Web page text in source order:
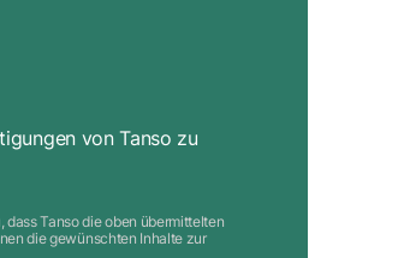
von Tanso zu
dass Tanso die oben übermittelten
die gewünschten Inhalte zur